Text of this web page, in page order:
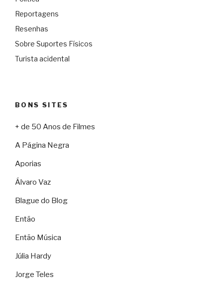
Reportagens
Resenhas
Sobre Suportes Físicos
Turista acidental
BONS SITES
+ de 50 Anos de Filmes
A Página Negra
Aporias
Álvaro Vaz
Blague do Blog
Então
Então Música
Júlia Hardy
Jorge Teles